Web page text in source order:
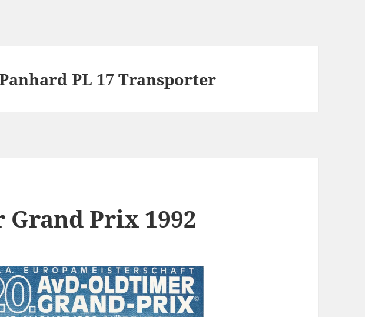
PL 17 Transporter
Prix 1992